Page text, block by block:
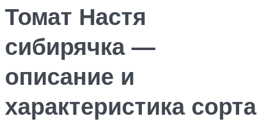
Томат Настя
сибирячка —
описание и
характеристика сорта